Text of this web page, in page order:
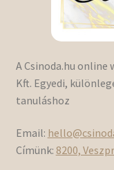
A Csinoda.hu
Kft. Egyedi,
tanuláshoz
Email:
Címünk: 8200,